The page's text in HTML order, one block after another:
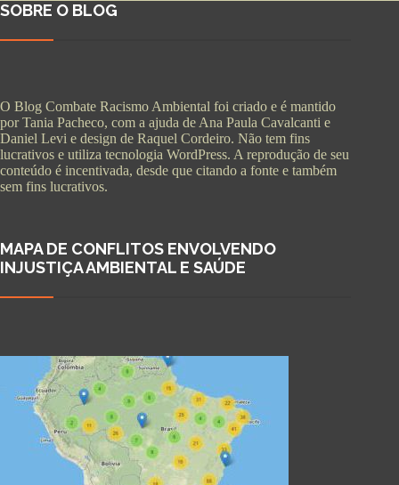
SOBRE O BLOG
O Blog Combate Racismo Ambiental foi criado e é mantido
por Tania Pacheco, com a ajuda de Ana Paula Cavalcanti e
Daniel Levi e design de Raquel Cordeiro. Não tem fins
lucrativos e utiliza tecnologia WordPress. A reprodução de seu
conteúdo é incentivada, desde que citando a fonte e também
sem fins lucrativos.
MAPA DE CONFLITOS ENVOLVENDO
INJUSTIÇA AMBIENTAL E SAÚDE